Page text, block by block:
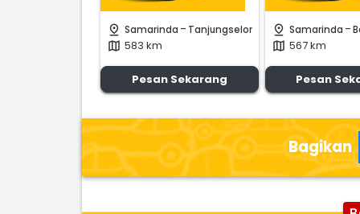
pin_drop Samarinda - Tanjungselor
map 583 km
Pesan Sekarang
pin_drop Samarinda -
map 567 km
Pesan
Bagikan